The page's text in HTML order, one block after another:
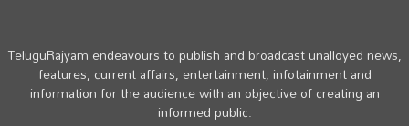
TeluguRajyam endeavours to publish and broadcast unalloyed news,
features, current affairs, entertainment, infotainment and
information for the audience with an objective of creating an
informed public.